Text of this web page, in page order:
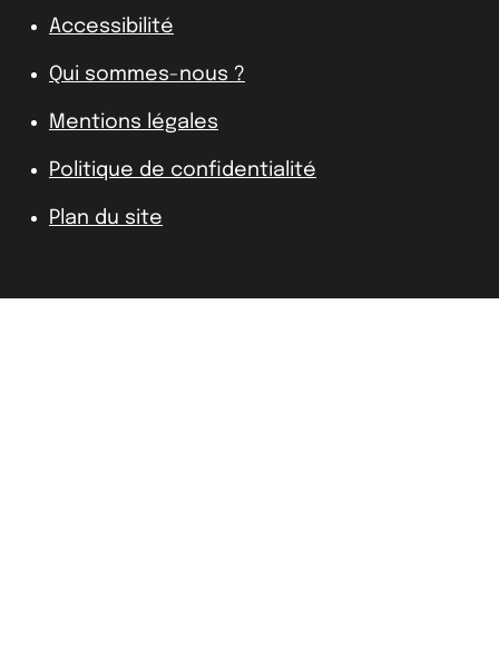
Accessibilité
Qui sommes-nous ?
Mentions légales
Politique de confidentialité
Plan du site